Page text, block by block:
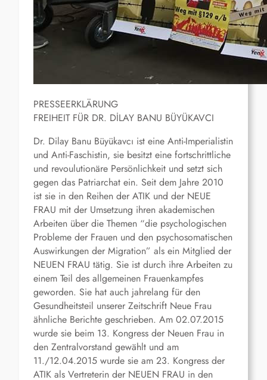
PRESSEERKLÄRUNG
FREIHEIT FÜR DR. DİLAY BANU BÜYÜKAVCI
Dr. Dilay Banu Büyükavcı ist eine Anti-Imperialistin
und Anti-Faschistin, sie besitzt eine fortschrittliche
und revoulutionäre Persönlichkeit und setzt sich
gegen das Patriarchat ein. Seit dem Jahre 2010
ist sie in den Reihen der ATIK und der NEUE
FRAU mit der Umsetzung ihren akademischen
Arbeiten über die Themen “die psychologischen
Probleme der Frauen und den psychosomatischen
Auswirkungen der Migration” als ein Mitglied der
NEUEN FRAU tätig. Sie ist durch ihre Arbeiten zu
einem Teil des allgemeinen Frauenkampfes
geworden. Sie hat auch jahrelang für den
Gesundheitsteil unserer Zeitschrift Neue Frau
ähnliche Berichte geschrieben. Am 02.07.2015
wurde sie beim 13. Kongress der Neuen Frau in
den Zentralvorstand gewählt und am
11./12.04.2015 wurde sie am 23. Kongress der
ATIK als Vertreterin der NEUEN FRAU in den